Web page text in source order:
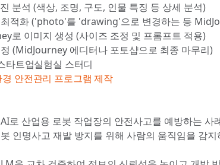
분석 (색상, 조명, 구도, 인물 특징 등 상세 분석)
적화 ('photo'를 'drawing'으로 변경하는 등
로 이미지 생성 (사이즈 조정 및 프롬프트 적용)
(MidJourney 에디터나 포토샵으로 최종 마무리)
타트업실험실 스터디
안전관리 프로그램 제작
로 산업용 로봇 작업장의 안전사고를 예방하는 사
인명사고 재발 방지를 위해 사람의 움직임을 감